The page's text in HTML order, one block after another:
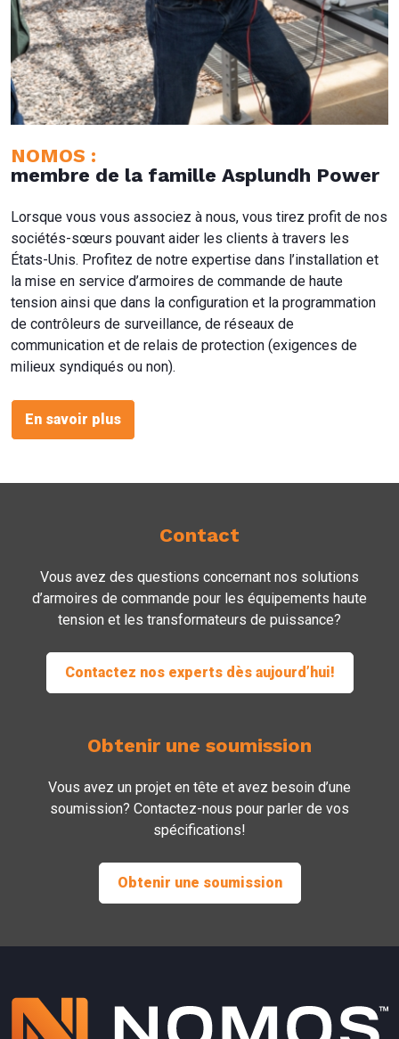
NOMOS :
membre de la famille Asplundh Power
Lorsque vous vous associez à nous, vous tirez profit de nos
sociétés-sœurs pouvant aider les clients à travers les
États-Unis. Profitez de notre expertise dans l’installation et
la mise en service d’armoires de commande de haute
tension ainsi que dans la configuration et la programmation
de contrôleurs de surveillance, de réseaux de
communication et de relais de protection (exigences de
milieux syndiqués ou non).
En savoir plus
Contact
Vous avez des questions concernant nos solutions
d’armoires de commande pour les équipements haute
tension et les transformateurs de puissance?
Contactez nos experts dès aujourd’hui!
Obtenir une soumission
Vous avez un projet en tête et avez besoin d’une
soumission? Contactez-nous pour parler de vos
spécifications!
Obtenir une soumission